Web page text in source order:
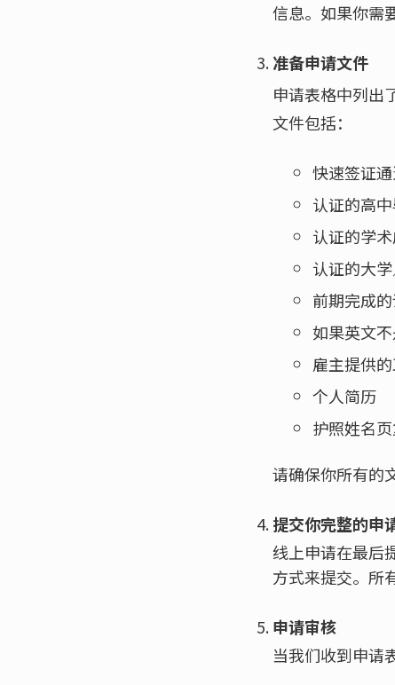
信息。如果你需
准备申请文件
申请表格中列出
文件包括：
快速签证通
认证的高
认证的学
认证的大
前期完成
如果英文
雇主提供
个人简历
护照姓名
请确保你所有的
提交你完整的申
线上申请在最后
方式来提交。所
申请审核
当我们收到申请